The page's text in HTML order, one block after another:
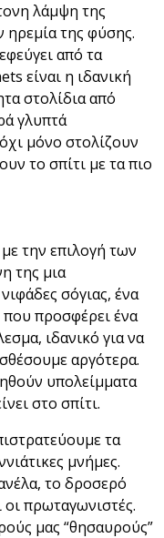
λάμψη της
ηρεμία της φύσης.
από τα
είναι η ιδανική
στολίδια από
γλυπτά
μόνο στολίζουν
το σπίτι με τα πιο
την επιλογή των
της μια
σόγιας, ένα
που προσφέρει ένα
ιδανικό για να
αργότερα.
υπολείμματα
στο σπίτι.
τα
μνήμες.
το δροσερό
πρωταγωνιστές.
μας “θησαυρούς”